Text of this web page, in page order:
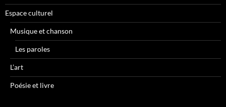
Espace culturel
Musique et chanson
Les paroles
L’art
Poésie et livre